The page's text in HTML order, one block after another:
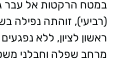
(רביעי), זוהתה נפילה
ראשון לציון, ללא
מרחב שפלה וחבלני